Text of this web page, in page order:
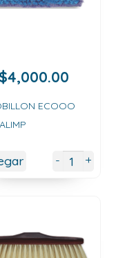
$4,000.00
ECOOO
- +